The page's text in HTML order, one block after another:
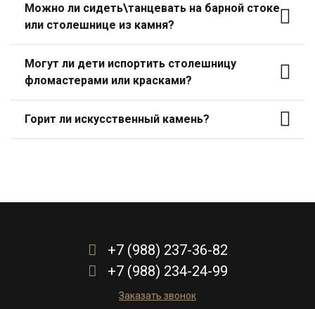
Можно ли сидеть\танцевать на барной стоке
или столешнице из камня?
Могут ли дети испортить столешницу
фломастерами или красками?
Горит ли искусственный камень?
+7 (988) 237-36-82
+7 (988) 234-24-99
Заказать звонок